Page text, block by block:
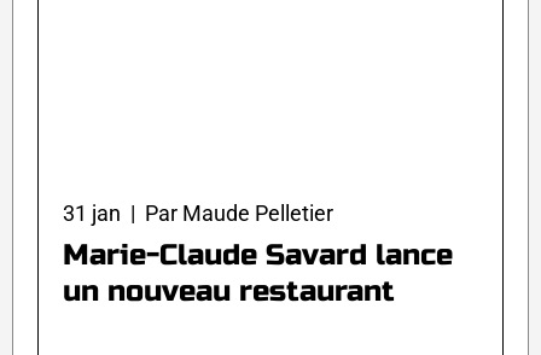
31 jan | Par Maude Pelletier
Marie-Claude Savard lance
un nouveau restaurant